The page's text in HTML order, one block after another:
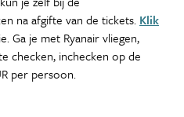
na afgifte van de tickets. Klik
Ga je met Ryanair vliegen,
checken, inchecken op de
per persoon.